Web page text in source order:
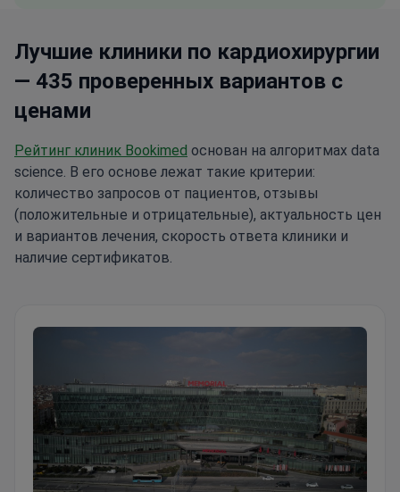
Лучшие клиники по кардиохирургии
— 435 проверенных вариантов с
ценами
Рейтинг клиник Bookimed основан на алгоритмах data
science. В его основе лежат такие критерии:
количество запросов от пациентов, отзывы
(положительные и отрицательные), актуальность цен
и вариантов лечения, скорость ответа клиники и
наличие сертификатов.